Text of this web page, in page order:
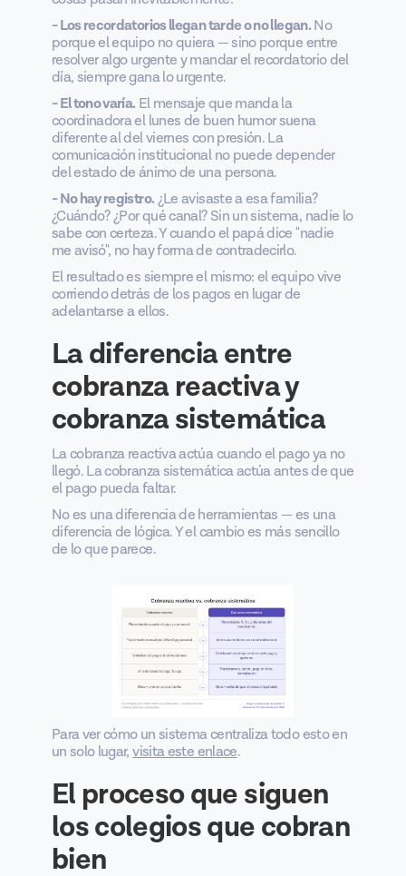
- Los recordatorios llegan tarde o no llegan.No
porque el equipo no quiera — sino porque entre
resolver algo urgente y mandar el recordatorio del
día, siempre gana lo urgente.
- El tono varía.El mensaje que manda la
coordinadora el lunes de buen humor suena
diferente al del viernes con presión. La
comunicación institucional no puede depender
del estado de ánimo de una persona.
- No hay registro.¿Le avisaste a esa familia?
¿Cuándo? ¿Por qué canal? Sin un sistema, nadie lo
sabe con certeza. Y cuando el papá dice "nadie
me avisó", no hay forma de contradecirlo.
El resultado es siempre el mismo: el equipo vive
corriendo detrás de los pagos en lugar de
adelantarse a ellos.
La diferencia entre
cobranza reactiva y
cobranza sistemática
La cobranza reactiva actúa cuando el pago ya no
llegó. La cobranza sistemática actúa antes de que
el pago pueda faltar.
No es una diferencia de herramientas — es una
diferencia de lógica. Y el cambio es más sencillo
de lo que parece.
Para ver cómo un sistema centraliza todo esto en
un solo lugar,visita este enlace.
El proceso que siguen
los colegios que cobran
bien